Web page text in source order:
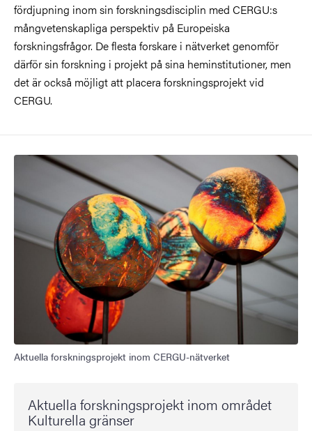
fördjupning inom sin forskningsdisciplin med CERGU:s
mångvetenskapliga perspektiv på Europeiska
forskningsfrågor. De flesta forskare i nätverket genomför
därför sin forskning i projekt på sina heminstitutioner, men
det är också möjligt att placera forskningsprojekt vid
CERGU.
Aktuella forskningsprojekt inom CERGU-nätverket
Aktuella forskningsprojekt inom området
Kulturella gränser